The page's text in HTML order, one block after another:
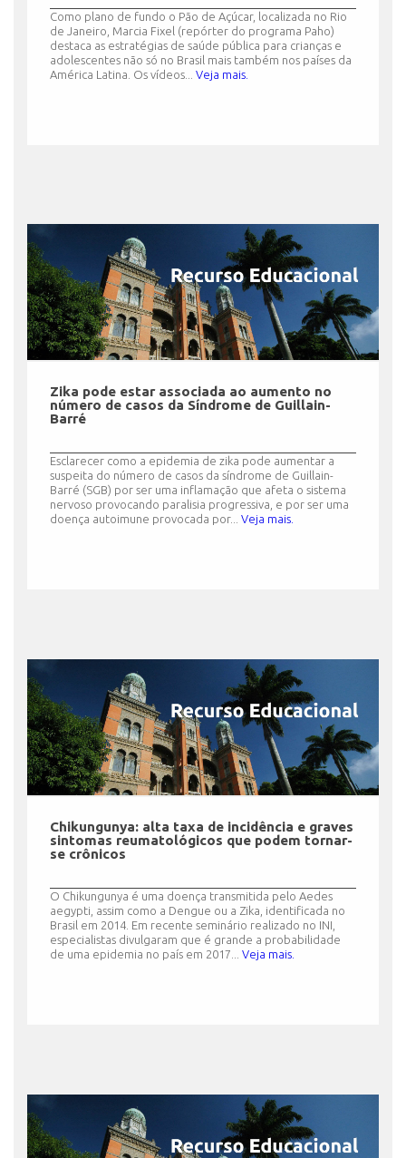
Como plano de fundo o Pão de Açúcar, localizada no Rio
de Janeiro, Marcia Fixel (repórter do programa Paho)
destaca as estratégias de saúde pública para crianças e
adolescentes não só no Brasil mais também nos países da
América Latina. Os vídeos... Veja mais.
Zika pode estar associada ao aumento no
número de casos da Síndrome de Guillain-
Barré
Esclarecer como a epidemia de zika pode aumentar a
suspeita do número de casos da síndrome de Guillain-
Barré (SGB) por ser uma inflamação que afeta o sistema
nervoso provocando paralisia progressiva, e por ser uma
doença autoimune provocada por... Veja mais.
Chikungunya: alta taxa de incidência e graves
sintomas reumatológicos que podem tornar-
se crônicos
O Chikungunya é uma doença transmitida pelo Aedes
aegypti, assim como a Dengue ou a Zika, identificada no
Brasil em 2014. Em recente seminário realizado no INI,
especialistas divulgaram que é grande a probabilidade
de uma epidemia no país em 2017... Veja mais.